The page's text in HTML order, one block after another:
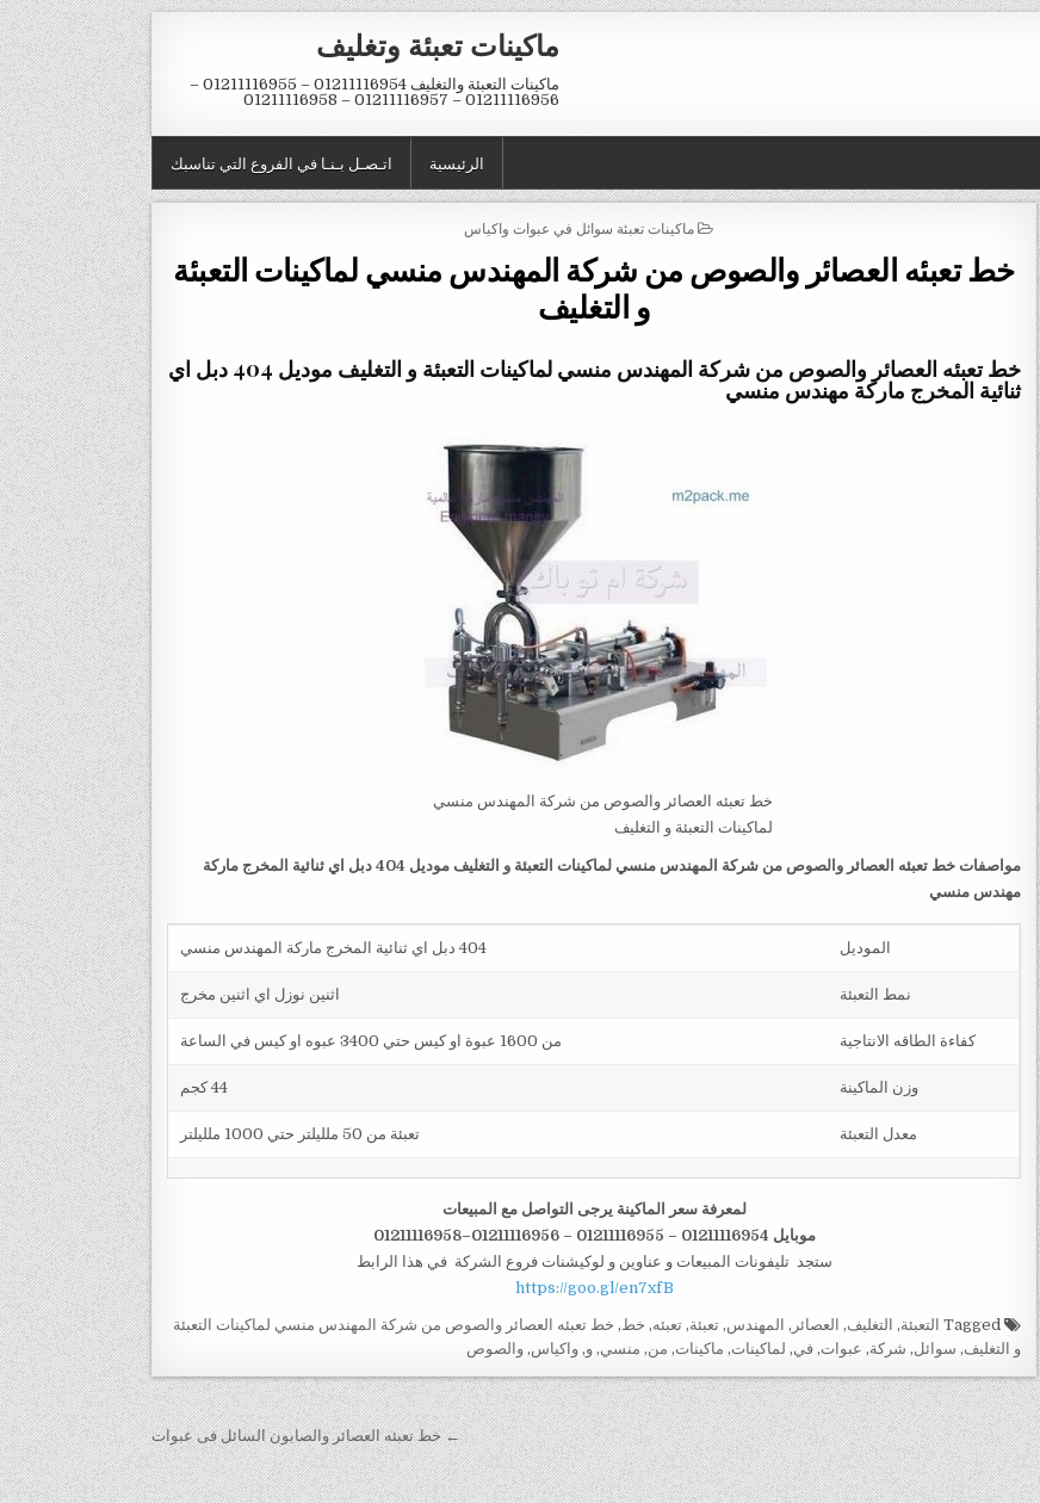
ماكينات تعبئة وتغليف
ماكينات التعبئة والتغليف 01211116954 – 01211116955 –
01211116956 – 01211116957 – 01211116958
اتـصـل بـنـا في الفروع التي تناسبك الرئيسية
POSTED
ماكينات تعبئة سوائل في عبوات واكياس
خط تعبئه العصائر والصوص من شركة المهندس منسي لماكينات التعبئة
و التغليف
خط تعبئه العصائر والصوص من شركة المهندس منسي لماكينات التعبئة و التغليف موديل 404 دبل اي
ثنائية المخرج ماركة مهندس منسي
خط تعبئه العصائر والصوص من شركة المهندس منسي
لماكينات التعبئة و التغليف
مواصفات خط تعبئه العصائر والصوص من شركة المهندس منسي لماكينات التعبئة و التغليف
موديل 404 دبل اي ثنائية المخرج ماركة
مهندس منسي
الموديل 404 دبل اي ثنائية المخرج ماركة المهندس منسي
نمط التعبئة اثنين نوزل اي اثنين مخرج
كفاءة الطاقه الانتاجية من 1600 عبوة او كيس حتي 3400 عبوه او كيس في الساعة
وزن الماكينة 44 كجم
معدل التعبئة تعبئة من 50 ملليلتر حتي 1000 ملليلتر
لمعرفة سعر الماكينة يرجى التواصل مع المبيعات
موبايل 01211116954 – 01211116955 – 01211116956–01211116958
ستجد تليفونات المبيعات و عناوين و لوكيشنات فروع الشركة في هذا الرابط
https://goo.gl/en7xfB
Tagged التعبئة, التغليف, العصائر , المهندس, تعبئة, تعبئه, خط, خط تعبئه العصائر والصوص من شركة المهندس منسي لماكينات التعبئة
و التغليف, سوائل, شركة, عبوات, في, لماكينات, ماكينات, من, منسي, و, واكياس, والصوص
تصفّح
المقالات
← خط تعبئه العصائر والصابون السائل فى عبوات